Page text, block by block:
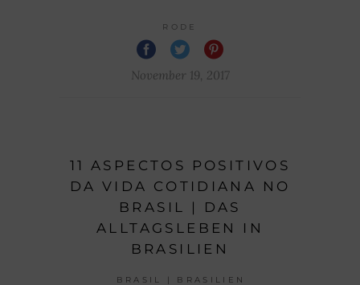
RODE
November 19, 2017
11 ASPECTOS POSITIVOS
DA VIDA COTIDIANA NO
BRASIL | DAS
ALLTAGSLEBEN IN
BRASILIEN
BRASIL | BRASILIEN